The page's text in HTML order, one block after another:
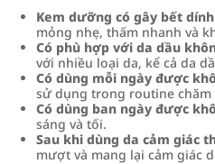
Kem dưỡng có gây bết
mỏng nhẹ, thấm nhanh và
Có phù hợp với da dầu
với nhiều loại da, kể cả da
Có dùng mỗi ngày được
sử dụng trong routine chăm
Có dùng ban ngày được
sáng và tối.
Sau khi dùng da cảm giác
mượt và mang lại cảm giác